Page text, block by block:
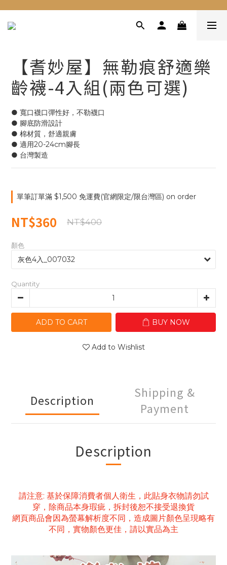
【耆妙屋】無勒痕舒適樂
齡襪-4入組(兩色可選)
● 寬口襪口彈性好，不勒襪口
● 腳底防滑設計
● 棉材質，舒適親膚
● 適用20-24cm腳長
● 台灣製造
單筆訂單滿 $1,500 免運費(官網限定/限台灣區) on order
NT$360 NT$400
顏色
Quantity
ADD TO CART BUY NOW
Add to Wishlist
Description
Shipping &
Payment
Description
請注意: 基於保障消費者個人衛生，此貼身衣物請勿試
穿，除商品本身瑕疵，拆封後恕不接受退換貨
網頁商品會因為螢幕解析度不同，造成圖片顏色呈現略有
不同，實物顏色更佳，請以實品為主